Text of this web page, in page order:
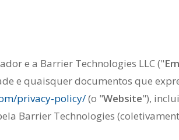
e a Barrier Technologies LLC ("
e quaisquer documentos que
privacy-policy/(o "Website"),
Barrier Technologies